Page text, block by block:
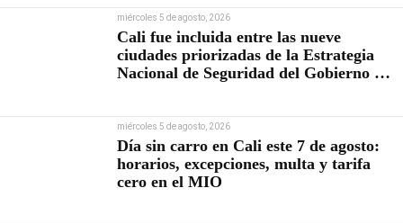
miércoles 5 de agosto, 2026
Cali fue incluida entre las nueve
ciudades priorizadas de la Estrategia
Nacional de Seguridad del Gobierno de
miércoles 5 de agosto, 2026
Día sin carro en Cali este 7 de agosto:
horarios, excepciones, multa y tarifa
cero en el MIO